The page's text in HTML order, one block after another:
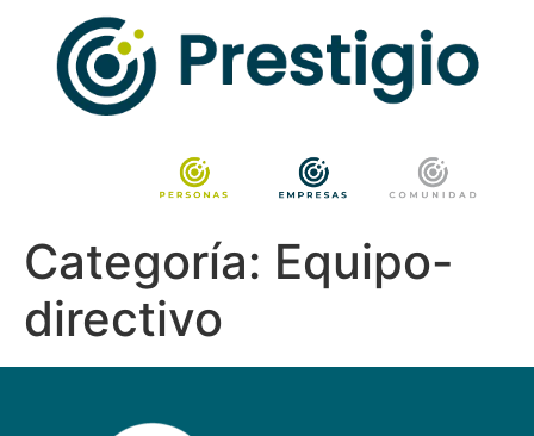
Categoría: Equipo-
directivo